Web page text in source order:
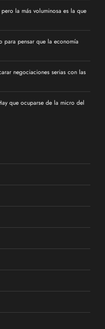
la más voluminosa es la que
para pensar que la economía
negociaciones serias con las
que ocuparse de la micro del